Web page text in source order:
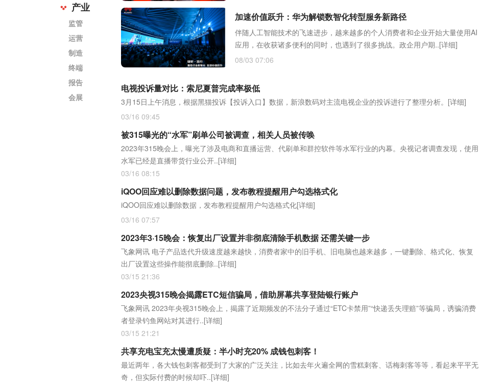
产业
监管
运营
制造
终端
报告
会展
加速价值跃升：华为解锁数智化转型服务新路径
伴随人工智能技术的飞速进步，越来越多的个人消费者和企业开始大量使用AI
应用，在收获诸多便利的同时，也遇到了很多挑战。政企用户期..[详细]
08/03 07:06
电视投诉量对比：索尼夏普完成率极低
3月15日上午消息，根据黑猫投诉【投诉入口】数据，新浪数码对主流电视企业的投诉进行了整理分析。 [详细]
03/16 09:45
被315曝光的“水军”刷单公司被调查，相关人员被传唤
2023年315晚会上，曝光了涉及电商和直播运营、代刷单和群控软件等水军行业的内幕。央视记者调查发现，使用
水军已经是直播带货行业公开..[详细]
03/16 08:15
iQOO回应难以删除数据问题，发布教程提醒用户勾选格式化
iQOO回应难以删除数据，发布教程提醒用户勾选格式化[详细]
03/16 07:57
2023年3·15晚会：恢复出厂设置并非彻底清除手机数据 还需关键一步
飞象网讯 电子产品迭代升级速度越来越快，消费者家中的旧手机、旧电脑也越来越多，一键删除、格式化、恢复
出厂设置这些操作能彻底删除..[详细]
03/15 21:36
2023央视315晚会揭露ETC短信骗局，借助屏幕共享登陆银行账户
飞象网讯 2023年央视315晚会上，揭露了近期频发的不法分子通过“ETC卡禁用”“快递丢失理赔”等骗局，诱骗消费
者登录钓鱼网站对其进行..[详细]
03/15 21:21
共享充电宝充太慢遭质疑：半小时充20% 成钱包刺客！
最近两年，各大钱包刺客都受到了大家的广泛关注，比如去年火遍全网的雪糕刺客、话梅刺客等等，看起来平平无
奇，但实际付费的时候却吓..[详细]